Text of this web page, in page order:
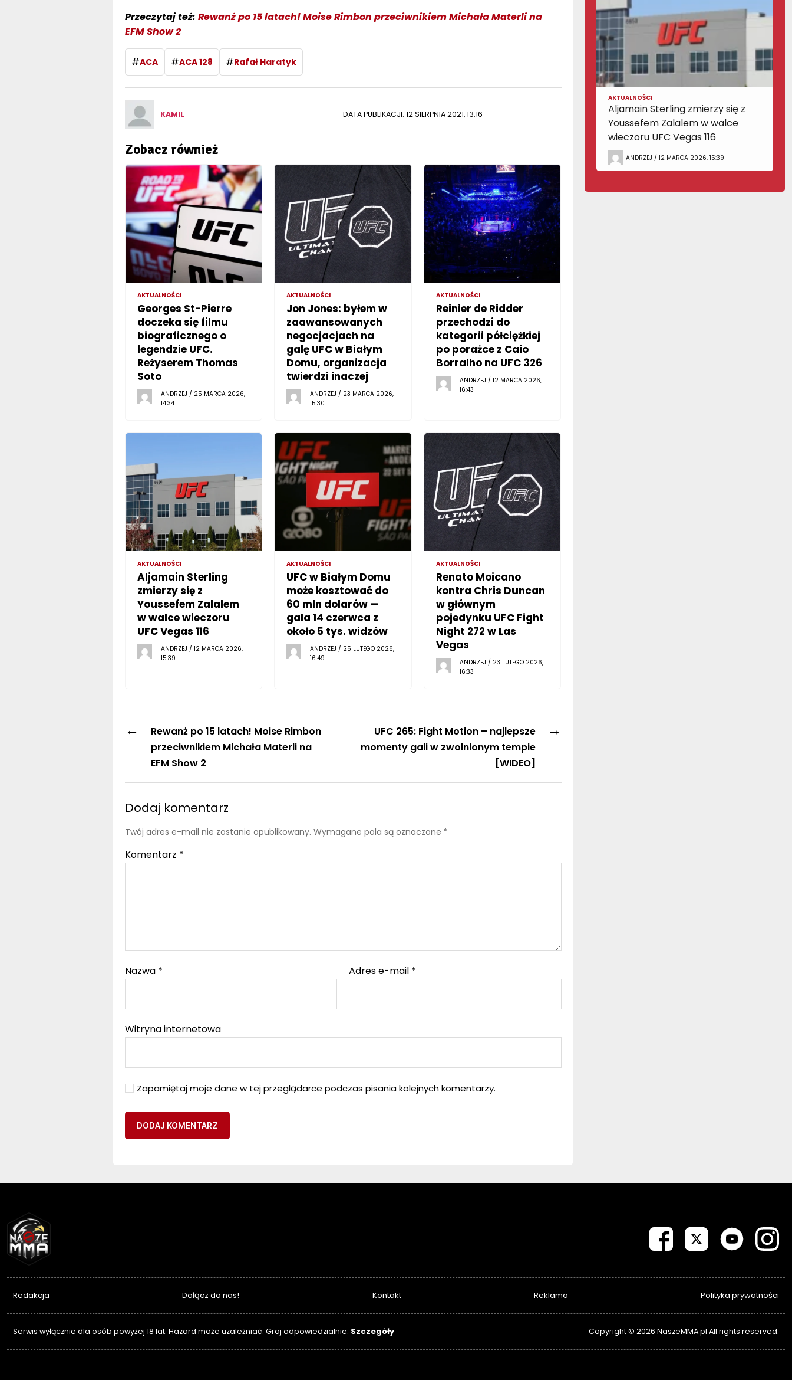
Przeczytaj też: Rewanż po 15 latach! Moise Rimbon przeciwnikiem Michała Materli na
EFM Show 2
#ACA #ACA 128 #Rafał Haratyk
KAMIL DATA PUBLIKACJI: 12 SIERPNIA 2021, 13:16
Zobacz również
AKTUALNOŚCI
Georges St-Pierre
doczeka się filmu
biograficznego o
legendzie UFC.
Reżyserem Thomas
Soto
ANDRZEJ / 25 MARCA 2026,
14:34
AKTUALNOŚCI
Jon Jones: byłem w
zaawansowanych
negocjacjach na
galę UFC w Białym
Domu, organizacja
twierdzi inaczej
ANDRZEJ / 23 MARCA 2026,
15:30
AKTUALNOŚCI
Reinier de Ridder
przechodzi do
kategorii półciężkiej
po porażce z Caio
Borralho na UFC 326
ANDRZEJ / 12 MARCA 2026,
16:43
AKTUALNOŚCI
Aljamain Sterling
zmierzy się z
Youssefem Zalalem
w walce wieczoru
UFC Vegas 116
ANDRZEJ / 12 MARCA 2026,
15:39
AKTUALNOŚCI
UFC w Białym Domu
może kosztować do
60 mln dolarów —
gala 14 czerwca z
około 5 tys. widzów
ANDRZEJ / 25 LUTEGO 2026,
16:49
AKTUALNOŚCI
Renato Moicano
kontra Chris Duncan
w głównym
pojedynku UFC Fight
Night 272 w Las
Vegas
ANDRZEJ / 23 LUTEGO 2026,
16:33
←
Rewanż po 15 latach! Moise Rimbon
przeciwnikiem Michała Materli na
EFM Show 2
→
UFC 265: Fight Motion – najlepsze
momenty gali w zwolnionym tempie
[WIDEO]
Dodaj komentarz
Twój adres e-mail nie zostanie opublikowany. Wymagane pola są oznaczone *
Komentarz *
Nazwa * Adres e-mail *
Witryna internetowa
Zapamiętaj moje dane w tej przeglądarce podczas pisania kolejnych komentarzy.
AKTUALNOŚCI
Aljamain Sterling zmierzy się z
Youssefem Zalalem w walce
wieczoru UFC Vegas 116
ANDRZEJ / 12 MARCA 2026, 15:39
Redakcja Dołącz do nas! Kontakt Reklama Polityka prywatności
Serwis wyłącznie dla osób powyżej 18 lat. Hazard może uzależniać. Graj odpowiedzialnie. Szczegóły Copyright © 2026 NaszeMMA.pl All rights reserved.